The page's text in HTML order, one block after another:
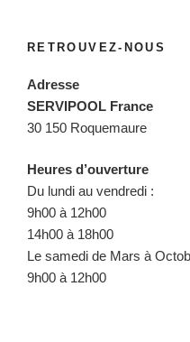
RETROUVEZ-NOUS
Adresse
SERVIPOOL France
30 150 Roquemaure
Heures d’ouverture
Du lundi au vendredi :
9h00 à 12h00
14h00 à 18h00
Le samedi de Mars à
9h00 à 12h00